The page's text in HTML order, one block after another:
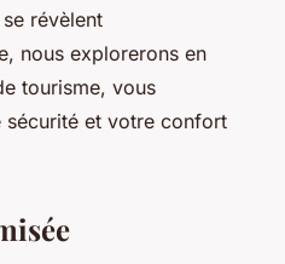
révèlent
nous explorerons en
tourisme, vous
sécurité et votre confort